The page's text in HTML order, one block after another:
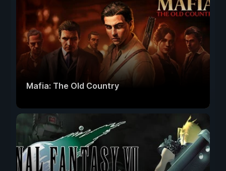
Mafia: The Old Country